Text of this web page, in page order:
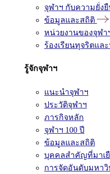
จุฬาฯ กับความยั่ง
ข้อมูลและสถิติ
หน่วยงานของจุฬา
ร้องเรียนทุจริตแล
รู้จักจุฬาฯ
แนะนำจุฬาฯ
ประวัติจุฬาฯ
ภารกิจหลัก
จุฬาฯ 100 ปี
ข้อมูลและสถิติ
บุคคลสำคัญที่มาเ
การจัดอันดับมหาวิ